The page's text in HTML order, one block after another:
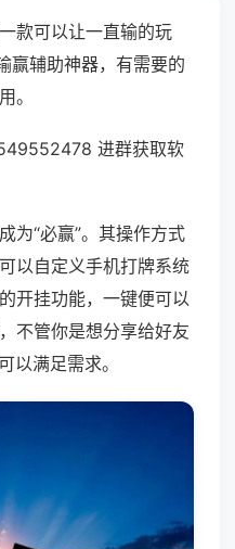
款可以让一直输的玩
赢辅助神器，有需要的
。
进群获取软
为“必赢”。其操作方式
以自定义手机打牌系统
开挂功能，一键便可以
不管你是想分享给好友
以满足需求。